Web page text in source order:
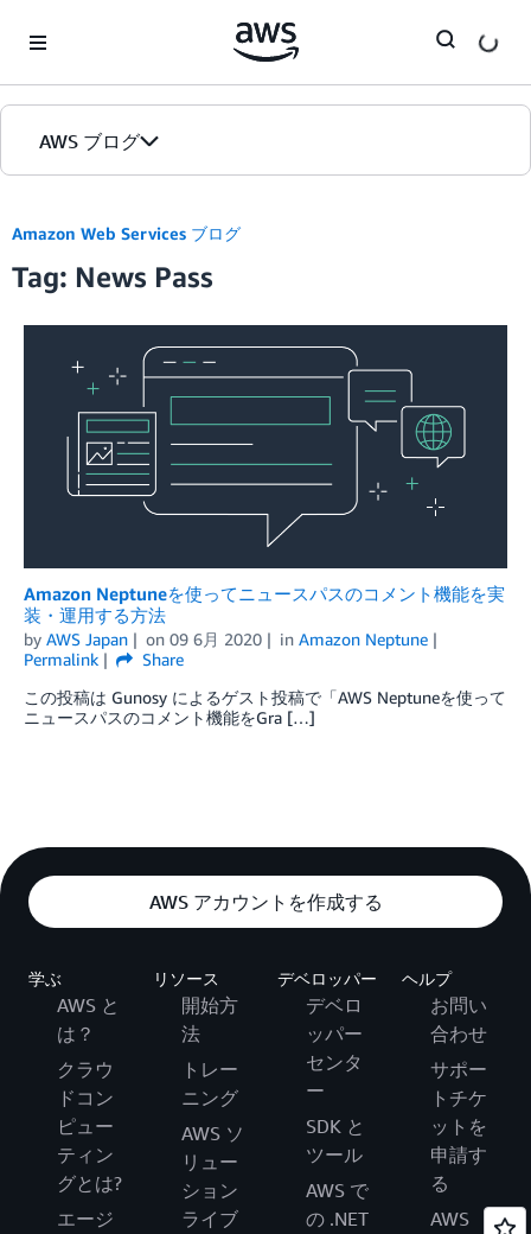
AWS ブログ
カテゴリ
エディション
Amazon Web Services ブログ
Tag: News Pass
Amazon Neptuneを使ってニュースパスのコメント機能を実
装・運用する方法
by AWS Japan on 09 6月 2020 in Amazon Neptune
Permalink
Share
この投稿は Gunosy によるゲスト投稿で「AWS Neptuneを使って
ニュースパスのコメント機能をGra […]
AWS アカウントを作成する
学ぶ
AWS と
は？
クラウ
ドコン
ピュー
ティン
グとは?
エージ
リソース
開始方
法
トレー
ニング
AWS ソ
リュー
ション
ライブ
デベロッパー
デベロ
ッパー
センタ
ー
SDK と
ツール
AWS で
の .NET
ヘルプ
お問い
合わせ
サポー
トチケ
ットを
申請す
る
AWS